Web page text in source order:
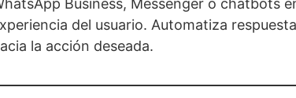
Business, Messenger o chatbots
del usuario. Automatiza
la acción deseada.